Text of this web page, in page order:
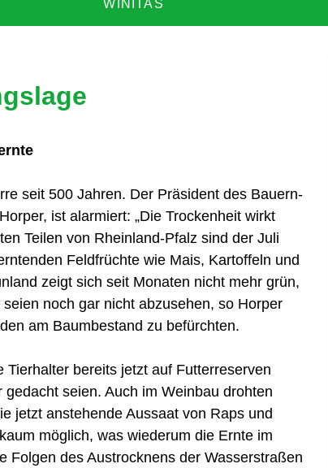
WINITAS
seit 500 Jahren. Der Präsident des Bauern-
ist alarmiert: „Die Trockenheit wirkt
Teilen von Rheinland-Pfalz sind der Juli
Feldfrüchte wie Mais, Kartoffeln und
zeigt sich seit Monaten nicht mehr grün,
noch gar nicht abzusehen, so Horper
am Baumbestand zu befürchten.
bereits jetzt auf Futterreserven
seien. Auch im Weinbau drohten
jetzt anstehende Aussaat von Raps und
möglich, was wiederum die Ernte im
Folgen des Austrocknens der Wasserstraßen